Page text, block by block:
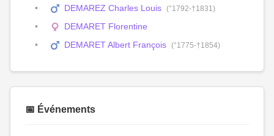
DEMAREZ Charles Louis (°1792-†1831)
DEMARET Florentine
DEMARET Albert François (°1775-†1854)
📅 Événements